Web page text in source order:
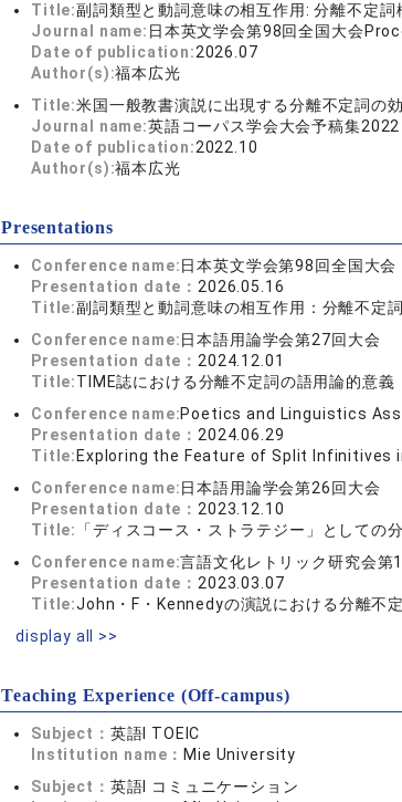
Title:副詞類型と動詞意味の相互作用: 分離不定
Journal name: 日本英文学会第98回全国大会
Date of publication:2026.07
Author(s):福本広光
Title:米国一般教書演説に出現する分離不定詞の
Journal name:英語コーパス学会大会予稿集
Date of publication:2022.10
Author(s):福本広光
Presentations
Conference name:日本英文学会第98回全国大会
Presentation date： 2026.05.16
Title:副詞類型と動詞意味の相互作用：分離不定
Conference name:日本語用論学会第27回大会
Presentation date： 2024.12.01
Title:TIME誌における分離不定詞の語用論的意義
Conference name:Poetics and Linguistics
Presentation date： 2024.06.29
Title: Exploring the Feature of Split Infinitives
Conference name:日本語用論学会第26回大会
Presentation date： 2023.12.10
Title:
「ディスコース・ストラテジー」として
Conference name:言語文化レトリック研究会第
Presentation date： 2023.03.07
Title:John・F・Kennedyの演説における分離不
display all >>
Teaching Experience (Off-campus)
Subject： 英語Ⅰ TOEIC
Institution name： Mie University
Subject： 英語Ⅰ コミュニケーション